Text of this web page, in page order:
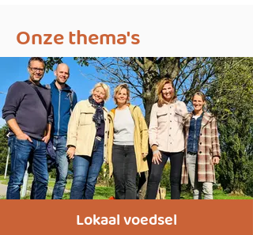
Onze thema's
Lokaal voedsel